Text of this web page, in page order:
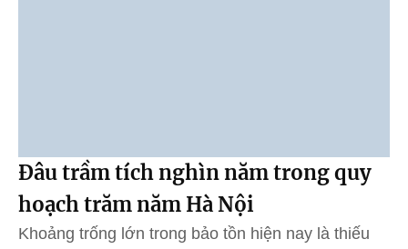
Đâu trầm tích nghìn năm trong quy
hoạch trăm năm Hà Nội
Khoảng trống lớn trong bảo tồn hiện nay là thiếu